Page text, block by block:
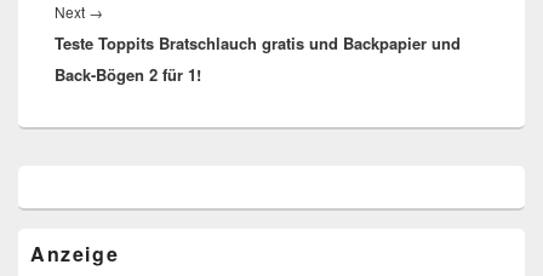
Next →
post:
Teste Toppits Bratschlauch gratis und Backpapier und
Back-Bögen 2 für 1!
Anzeige